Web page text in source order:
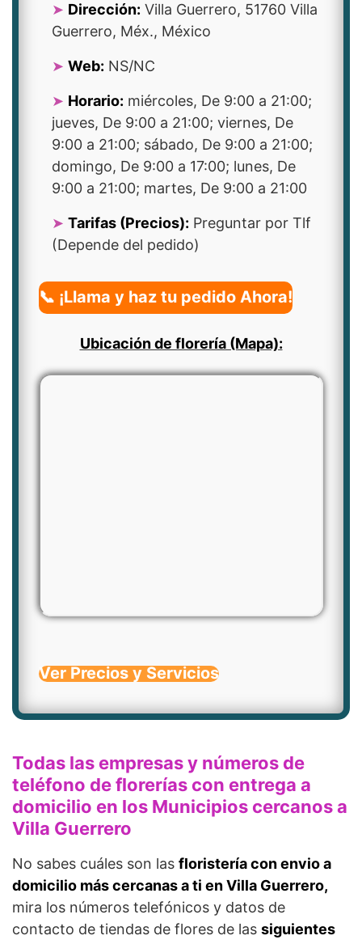
Dirección: Villa Guerrero, 51760 Villa
Guerrero, Méx., México
Web: NS/NC
Horario: miércoles, De 9:00 a 21:00;
jueves, De 9:00 a 21:00; viernes, De
9:00 a 21:00; sábado, De 9:00 a 21:00;
domingo, De 9:00 a 17:00; lunes, De
9:00 a 21:00; martes, De 9:00 a 21:00
Tarifas (Precios): Preguntar por Tlf
(Depende del pedido)
📞 ¡Llama y haz tu pedido Ahora!
Ubicación de florería (Mapa):
Ver Precios y Servicios
Todas las empresas y números de
teléfono de florerías con entrega a
domicilio en los Municipios cercanos a
Villa Guerrero
No sabes cuáles son las floristería con envio a
domicilio más cercanas a ti en Villa Guerrero,
mira los números telefónicos y datos de
contacto de tiendas de flores de las siguientes